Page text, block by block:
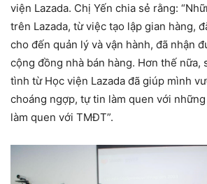
viện Lazada. Chị Yến chia sẻ rằng:
trên Lazada, từ việc tạo lập gian hàng,
cho đến quản lý và vận hành, đã nhận
cộng đồng nhà bán hàng. Hơn thế nữa,
tình từ Học viện Lazada đã giúp mình
choáng ngợp, tự tin làm quen với
làm quen với TMĐT”.